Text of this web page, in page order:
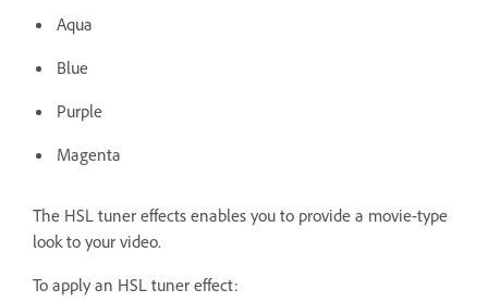
Aqua
Blue
Purple
Magenta
The HSL tuner effects enables you to provide a movie-type
look to your video.
To apply an HSL tuner effect: